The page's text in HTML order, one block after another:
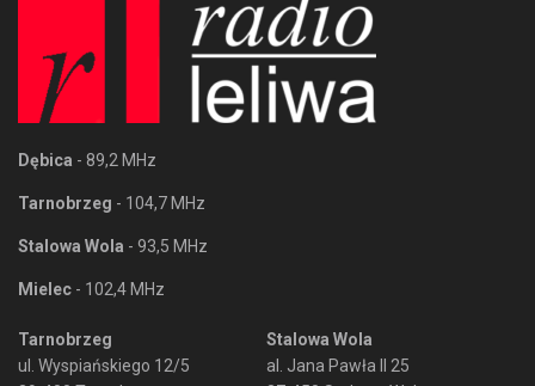
Dębica - 89,2 MHz
Tarnobrzeg - 104,7 MHz
Stalowa Wola - 93,5 MHz
Mielec - 102,4 MHz
Tarnobrzeg
ul. Wyspiańskiego 12/5
Stalowa Wola
al. Jana Pawła II 25